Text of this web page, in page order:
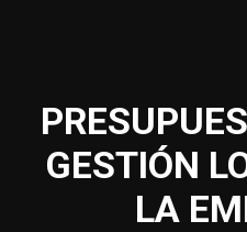
GESTIÓN
LA